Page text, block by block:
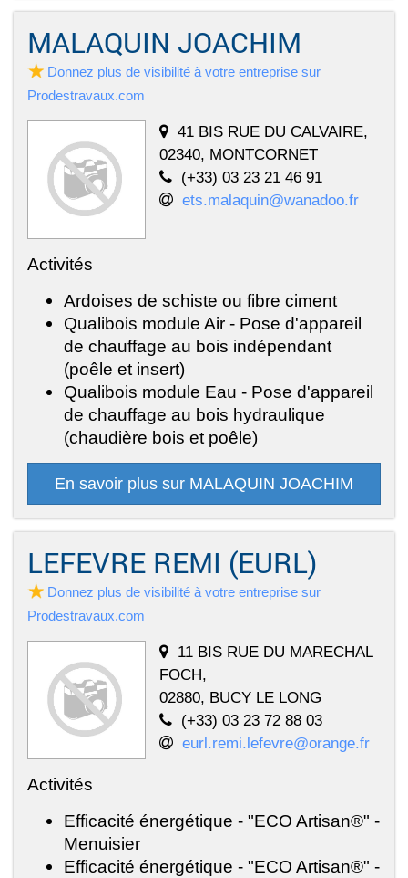
MALAQUIN JOACHIM
Donnez plus de visibilité à votre entreprise sur
Prodestravaux.com
41 BIS RUE DU CALVAIRE,
02340, MONTCORNET
(+33) 03 23 21 46 91
ets.malaquin@wanadoo.fr
Activités
Ardoises de schiste ou fibre ciment
Qualibois module Air - Pose d'appareil
de chauffage au bois indépendant
(poêle et insert)
Qualibois module Eau - Pose d'appareil
de chauffage au bois hydraulique
(chaudière bois et poêle)
En savoir plus sur MALAQUIN JOACHIM
LEFEVRE REMI (EURL)
Donnez plus de visibilité à votre entreprise sur
Prodestravaux.com
11 BIS RUE DU MARECHAL
FOCH,
02880, BUCY LE LONG
(+33) 03 23 72 88 03
eurl.remi.lefevre@orange.fr
Activités
Efficacité énergétique - "ECO Artisan®" -
Menuisier
Efficacité énergétique - "ECO Artisan®" -